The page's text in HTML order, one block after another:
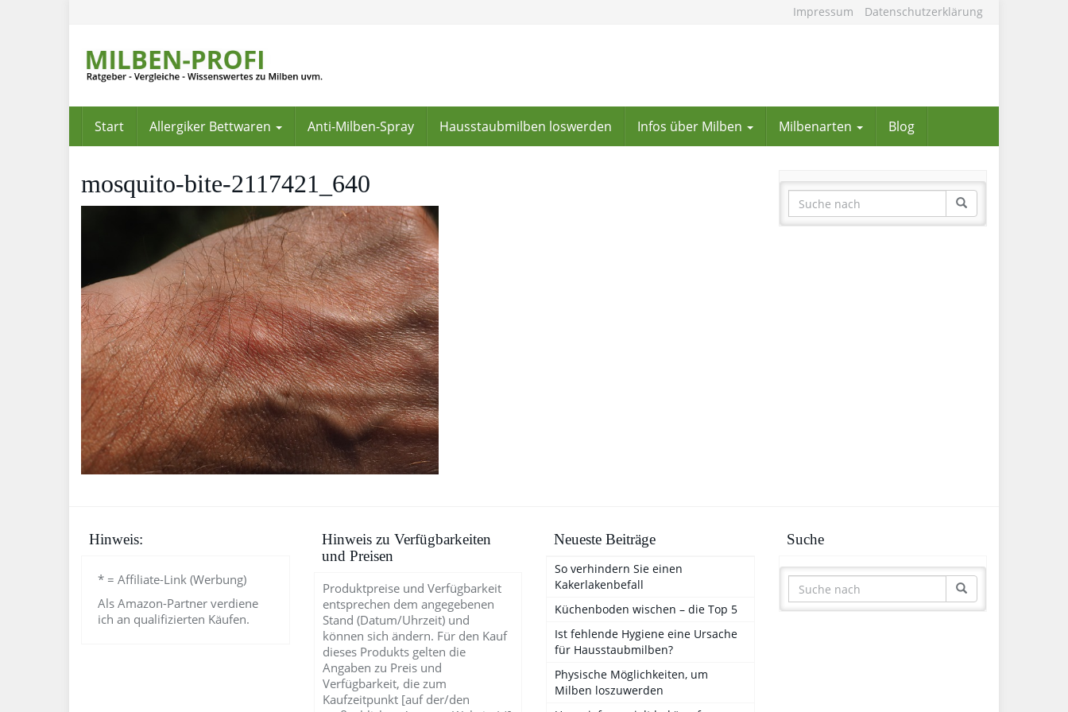
Impressum Datenschutzerklärung
Start Allergiker Bettwaren Anti-Milben-Spray Hausstaubmilben loswerden Infos über Milben Milbenarten Blog
mosquito-bite-2117421_640
Hinweis:
* = Affiliate-Link (Werbung)
Als Amazon-Partner verdiene
ich an qualifizierten Käufen.
Hinweis zu Verfügbarkeiten
und Preisen
Produktpreise und Verfügbarkeit
entsprechen dem angegebenen
Stand (Datum/Uhrzeit) und
können sich ändern. Für den Kauf
dieses Produkts gelten die
Angaben zu Preis und
Verfügbarkeit, die zum
Kaufzeitpunkt [auf der/den
Neueste Beiträge
So verhindern Sie einen
Kakerlakenbefall
Küchenboden wischen – die Top 5
Ist fehlende Hygiene eine Ursache
für Hausstaubmilben?
Physische Möglichkeiten, um
Milben loszuwerden
Suche